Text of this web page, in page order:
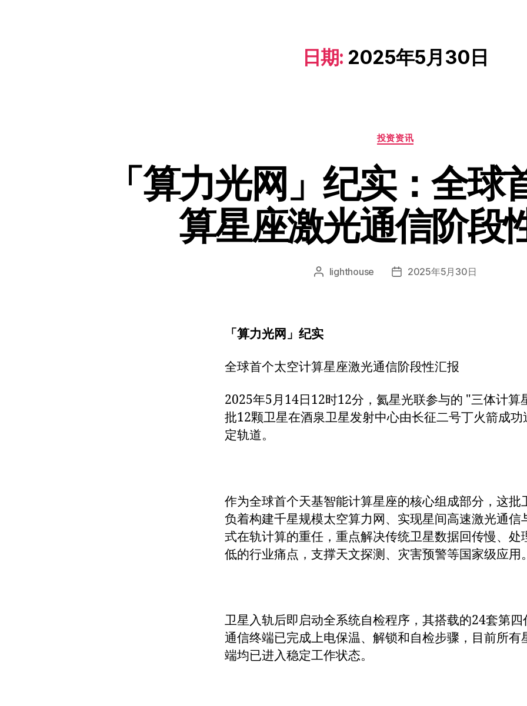
日期: 2025年5月30日
投资资讯
「算力光网」纪实：全球
算星座激光通信阶段
lighthouse 2025年5月30日
「算力光网」纪实
全球首个太空计算星座激光通信阶段性汇报
2025年5月14日12时12分，氦星光联参与的 "三体计算
批12颗卫星在酒泉卫星发射中心由长征二号丁火箭成功
定轨道。
作为全球首个天基智能计算星座的核心组成部分，这批
负着构建千星规模太空算力网、实现星间高速激光通信
式在轨计算的重任，重点解决传统卫星数据回传慢、处
低的行业痛点，支撑天文探测、灾害预警等国家级应用。
卫星入轨后即启动全系统自检程序，其搭载的24套第四
通信终端已完成上电保温、解锁和自检步骤，目前所有
端均已进入稳定工作状态。